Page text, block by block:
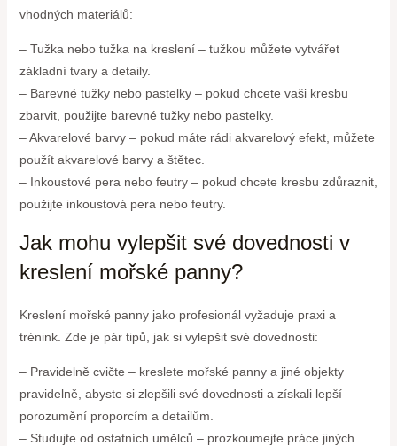
vhodných materiálů:
– Tužka nebo tužka na kreslení – tužkou můžete vytvářet
základní tvary a detaily.
– Barevné tužky nebo pastelky – pokud chcete vaši kresbu
zbarvit, použijte barevné tužky nebo pastelky.
– Akvarelové barvy – pokud máte rádi akvarelový efekt, můžete
použít akvarelové barvy a štětec.
– Inkoustové pera nebo feutry – pokud chcete kresbu zdůraznit,
použijte inkoustová pera nebo feutry.
Jak mohu vylepšit své dovednosti v
kreslení mořské panny?
Kreslení mořské panny jako profesionál vyžaduje praxi a
trénink. Zde je pár tipů, jak si vylepšit své dovednosti:
– Pravidelně cvičte – kreslete mořské panny a jiné objekty
pravidelně, abyste si zlepšili své dovednosti a získali lepší
porozumění proporcím a detailům.
– Studujte od ostatních umělců – prozkoumejte práce jiných